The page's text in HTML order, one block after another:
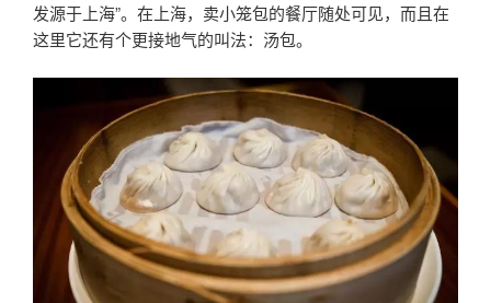
发源于上海”。在上海，卖小笼包的餐厅随处可见，而且在
这里它还有个更接地气的叫法：汤包。